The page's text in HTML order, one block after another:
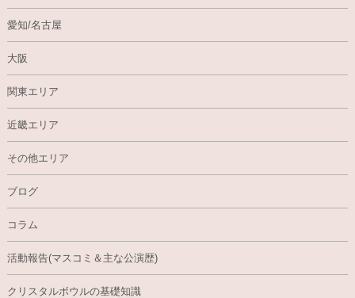
愛知/名古屋
大阪
関東エリア
近畿エリア
その他エリア
ブログ
コラム
活動報告(マスコミ＆主な公演歴)
クリスタルボウルの基礎知識